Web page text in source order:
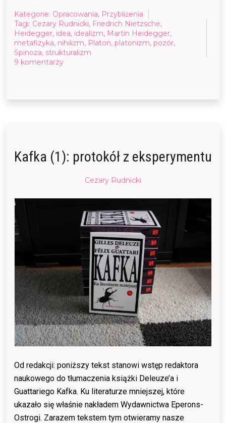
Kategorie: Opracowania, Przybliżenia
Tagi: Cezary Rudnicki, Friedrich Nietzsche,
Heidegger, idea, idealizm, Martin Heidegger,
metafizyka, nihilizm, Platon, platonizm, pozór,
Spinoza, strukturalizm
9 komentarzydo
platonizmu
Kafka (1): protokół z eksperymentu
Posted
21/05/201718/01/2022
Cezary Rudnicki
Od redakcji: poniższy tekst stanowi wstęp redaktora
naukowego do tłumaczenia książki Deleuze’a i
Guattariego Kafka. Ku literaturze mniejszej, które
ukazało się właśnie nakładem Wydawnictwa Eperons-
Ostrogi. Zarazem tekstem tym otwieramy nasze